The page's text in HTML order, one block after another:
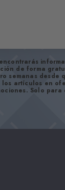
encontrarás
de forma
semanas
artículos en
Solo